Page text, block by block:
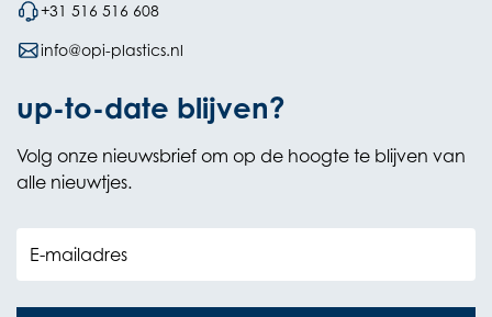
+31 516 516 608
info@opi-plastics.nl
up-to-date blijven?
Volg onze nieuwsbrief om op de hoogte te blijven van
alle nieuwtjes.
E-mailadres